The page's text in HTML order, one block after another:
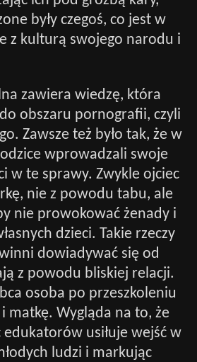
były czegoś, co jest w
z kulturą swojego narodu i
zawiera wiedzę, która
obszaru pornografii, czyli
Zawsze też było tak, że w
wprowadzali swoje
w te sprawy. Zwykle ojciec
nie z powodu tabu, ale
nie prowokować żenady i
dzieci. Takie rzeczy
dowiadywać się od
z powodu bliskiej relacji.
osoba po przeszkoleniu
matkę. Wygląda na to, że
edukatorów usiłuje wejść w
ludzi i markując